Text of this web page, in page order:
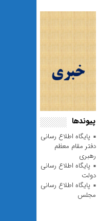
پیوندها
پایگاه اطلاع رسانی
دفتر مقام معظم
رهبری
پایگاه اطلاع رسانی
دولت
پایگاه اطلاع رسانی
مجلس